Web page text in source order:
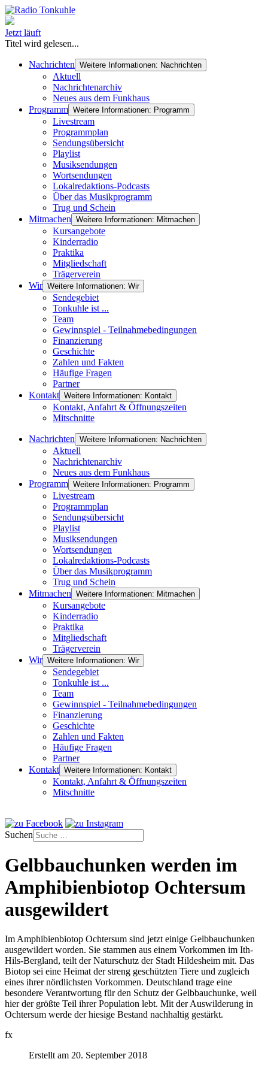
Jetzt läuft
Titel wird gelesen...
Nachrichten Weitere Informationen: Nachrichten
Aktuell
Nachrichtenarchiv
Neues aus dem Funkhaus
Programm Weitere Informationen: Programm
Livestream
Programmplan
Sendungsübersicht
Playlist
Musiksendungen
Wortsendungen
Lokalredaktions-Podcasts
Über das Musikprogramm
Trug und Schein
Mitmachen Weitere Informationen: Mitmachen
Kursangebote
Kinderradio
Praktika
Mitgliedschaft
Trägerverein
Wir Weitere Informationen: Wir
Sendegebiet
Tonkuhle ist ...
Team
Gewinnspiel - Teilnahmebedingungen
Finanzierung
Geschichte
Zahlen und Fakten
Häufige Fragen
Partner
Kontakt Weitere Informationen: Kontakt
Kontakt, Anfahrt & Öffnungszeiten
Mitschnitte
Nachrichten Weitere Informationen: Nachrichten
Aktuell
Nachrichtenarchiv
Neues aus dem Funkhaus
Programm Weitere Informationen: Programm
Livestream
Programmplan
Sendungsübersicht
Playlist
Musiksendungen
Wortsendungen
Lokalredaktions-Podcasts
Über das Musikprogramm
Trug und Schein
Mitmachen Weitere Informationen: Mitmachen
Kursangebote
Kinderradio
Praktika
Mitgliedschaft
Trägerverein
Wir Weitere Informationen: Wir
Sendegebiet
Tonkuhle ist ...
Team
Gewinnspiel - Teilnahmebedingungen
Finanzierung
Geschichte
Zahlen und Fakten
Häufige Fragen
Partner
Kontakt Weitere Informationen: Kontakt
Kontakt, Anfahrt & Öffnungszeiten
Mitschnitte
Suchen
Gelbbauchunken werden im
Amphibienbiotop Ochtersum
ausgewildert
Im Amphibienbiotop Ochtersum sind jetzt einige Gelbbauchunken
ausgewildert worden. Sie stammen aus einem Vorkommen im Ith-
Hils-Bergland, teilt der Naturschutz der Stadt Hildesheim mit. Das
Biotop sei eine Heimat der streng geschützten Tiere und zugleich
eines ihrer nördlichsten Vorkommen. Deutschland trage eine
besondere Verantwortung für den Schutz der Gelbbauchunke, weil
hier der größte Teil ihrer Population lebt. Mit der Auswilderung in
Ochtersum werde der hiesige Bestand nachhaltig gestärkt.
fx
Erstellt am 20. September 2018